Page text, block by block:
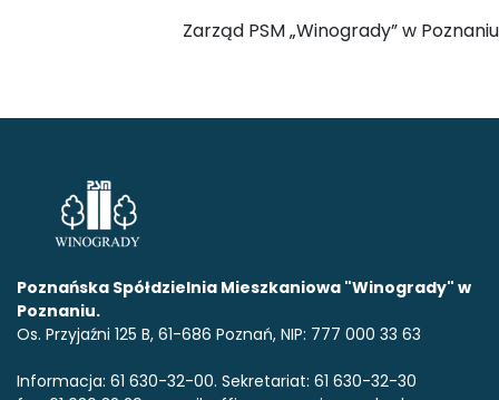
Zarząd PSM „Winogrady” w Poznaniu
Poznańska Spółdzielnia Mieszkaniowa "Winogrady" w
Poznaniu.
Os. Przyjaźni 125 B, 61-686 Poznań, NIP: 777 000 33 63
Informacja: 61 630-32-00. Sekretariat: 61 630-32-30